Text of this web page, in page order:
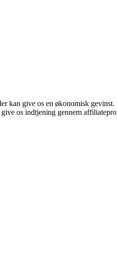
kan give os en økonomisk gevinst.
os indtjening gennem